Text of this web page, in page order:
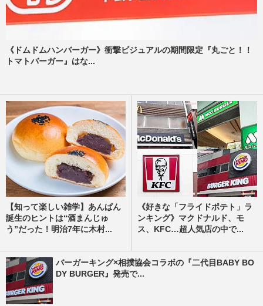
《ドムドムハンバーガー》衝撃ビジュアルの期間限定『丸ごと！！
トマトバーガー』はな...
【知って楽しい雑学】あんぱん
誕生のヒントは“酒まんじゅ
う”だった！明治7年に木村...
《好きな「フライドポテト」ラ
ンキング》マクドナルド、モ
ス、KFC…超人気店の中で...
バーガーキング×相撲協会コラボの『二代目BABY BO
DY BURGER』発売で...